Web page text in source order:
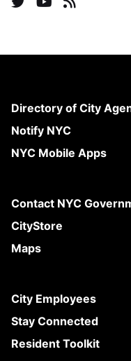
Directory of City
Notify NYC
NYC Mobile Apps
Contact NYC
CityStore
Maps
City Employees
Stay Connected
Resident Toolkit